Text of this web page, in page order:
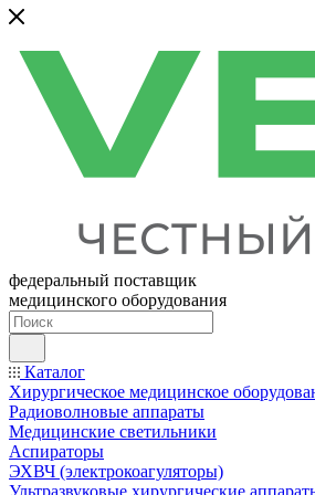
федеральный поставщик
медицинского оборудования
Каталог
Хирургическое медицинское
Радиоволновые аппараты
Медицинские светильники
Аспираторы
ЭХВЧ (электрокоагуляторы)
Ультразвуковые хирургические